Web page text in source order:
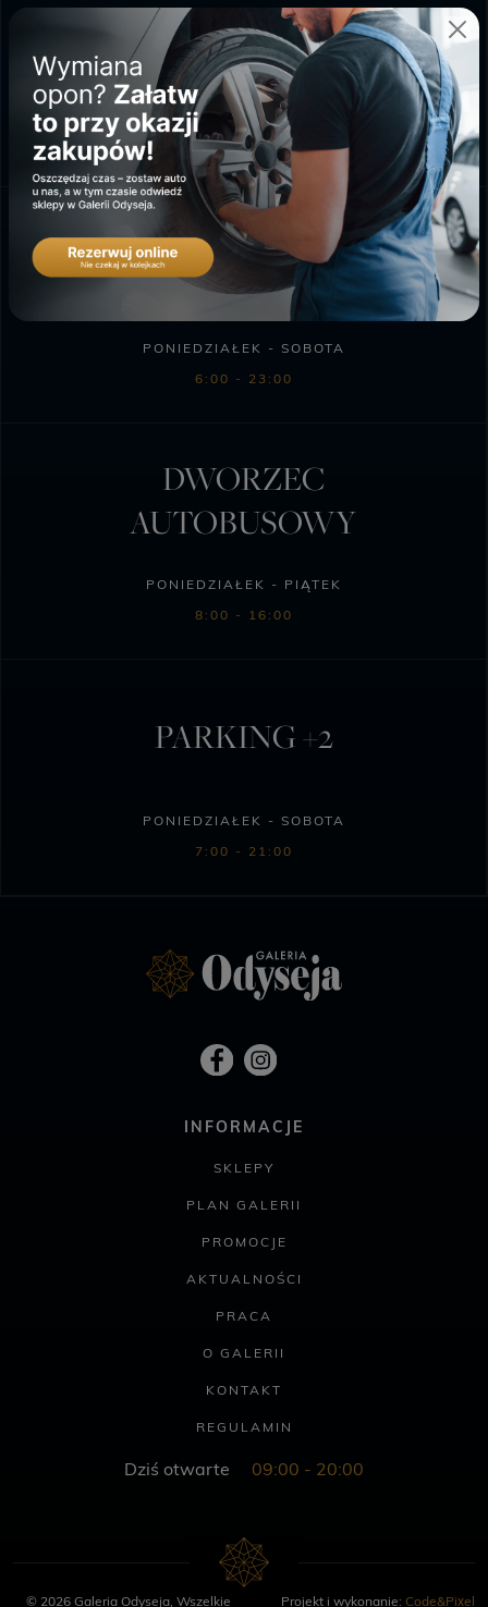
PONIEDZIAŁEK - SOBOTA
9:00 - 20:00
NIEDZIELA HANDLOWA
10:00 - 18:00
SKLEP BIEDRONKA
PONIEDZIAŁEK - SOBOTA
6:00 - 23:00
DWORZEC
AUTOBUSOWY
PONIEDZIAŁEK - PIĄTEK
8:00 - 16:00
PARKING +2
PONIEDZIAŁEK - SOBOTA
7:00 - 21:00
INFORMACJE
SKLEPY
PLAN GALERII
PROMOCJE
AKTUALNOŚCI
PRACA
O GALERII
KONTAKT
REGULAMIN
Dziś otwarte 09:00 - 20:00
© 2026 Galeria Odyseja, Wszelkie Projekt i wykonanie: Code&Pixel